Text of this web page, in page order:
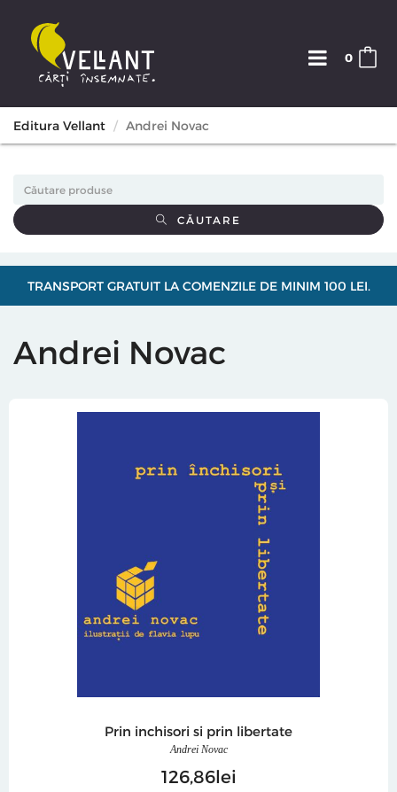
0
Editura Vellant Andrei Novac
CĂUTARE
TRANSPORT GRATUIT LA COMENZILE DE MINIM 100 LEI.
Andrei Novac
Prin inchisori si prin libertate
Andrei Novac
12686lei